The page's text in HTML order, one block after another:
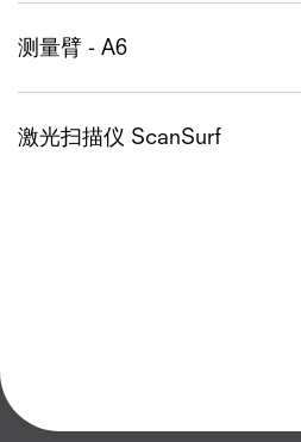
测量臂 - A6
激光扫描仪 ScanSurf